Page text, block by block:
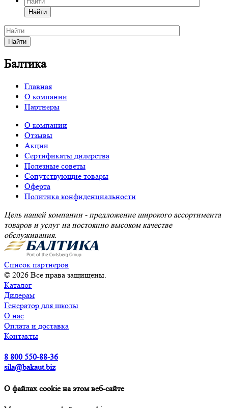
Найти
Найти
Балтика
Главная
О компании
Партнеры
О компании
Отзывы
Акции
Сертификаты дилерства
Полезные советы
Сопутствующие товары
Оферта
Политика конфиденциальности
Цель нашей компании - предложение широкого ассортимента
товаров и услуг на постоянно высоком качестве
обслуживания.
Список партнеров
© 2026 Все права защищены.
Каталог
Дилерам
Генератор для школы
О нас
Оплата и доставка
Контакты
8 800 550-88-36
sila@bakaut.biz
О файлах cookie на этом веб-сайте